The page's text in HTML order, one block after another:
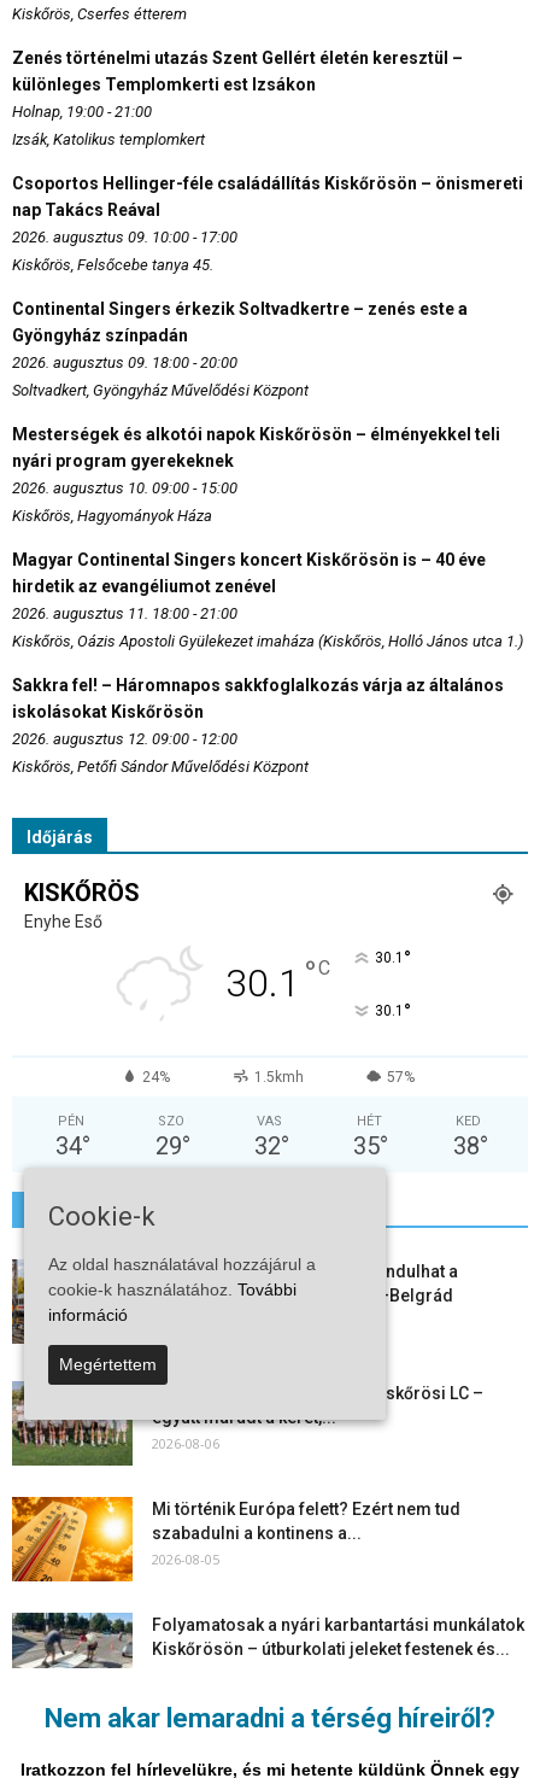
Nem akar lemaradni a térség híreiről?
Iratkozzon fel hírlevelükre, és mi hetente küldünk Önnek egy
Kiskőrös, Cserfes étterem
Zenés történelmi utazás Szent Gellért életén keresztül –
különleges Templomkerti est Izsákon
Holnap, 19:00 - 21:00
Izsák, Katolikus templomkert
Csoportos Hellinger-féle családállítás Kiskőrösön – önismereti
nap Takács Reával
2026. augusztus 09. 10:00 - 17:00
Kiskőrös, Felsőcebe tanya 45.
Continental Singers érkezik Soltvadkertre – zenés este a
Gyöngyház színpadán
2026. augusztus 09. 18:00 - 20:00
Soltvadkert, Gyöngyház Művelődési Központ
Mesterségek és alkotói napok Kiskőrösön – élményekkel teli
nyári program gyerekeknek
2026. augusztus 10. 09:00 - 15:00
Kiskőrös, Hagyományok Háza
Magyar Continental Singers koncert Kiskőrösön is – 40 éve
hirdetik az evangéliumot zenével
2026. augusztus 11. 18:00 - 21:00
Kiskőrös, Oázis Apostoli Gyülekezet imaháza (Kiskőrös, Holló János utca 1.)
Sakkra fel! – Háromnapos sakkfoglalkozás várja az általános
iskolásokat Kiskőrösön
2026. augusztus 12. 09:00 - 12:00
Kiskőrös, Petőfi Sándor Művelődési Központ
Időjárás
KISKŐRÖS
Enyhe Eső
30.1 °C 30.1 °
30.1 °
24% 1.5kmh 57%
PÉN
34°
SZO
29°
VAS
32°
HÉT
35°
KED
38°
További hírek
Vitézy Dávid: már ősszel újraindulhat a
személyszállítás a Budapest–Belgrád
2026-08-06
Megkezdte a felkészülést a Kiskőrösi LC –
együtt maradt a keret,...
2026-08-06
Mi történik Európa felett? Ezért nem tud
szabadulni a kontinens a...
2026-08-05
Folyamatosak a nyári karbantartási munkálatok
Kiskőrösön – útburkolati jeleket festenek és...
Bács-Kiskun útjain –...
Cookie-k
Az oldal használatával hozzájárul a
cookie-k használatához. További
információ
Megértettem